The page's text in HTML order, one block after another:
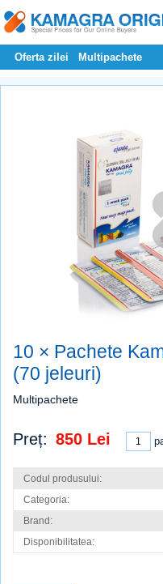
Oferta zilei Multipachete
10 × Pachete
(70 jeleuri)
Multipachete
Preț: 850 Lei
Codul produsului:
Categoria:
Brand:
Disponibilitatea: